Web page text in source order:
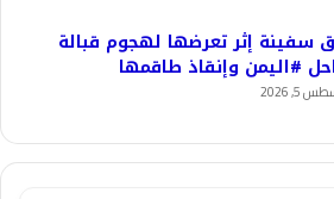
سفينة إثر تعرضها لهجوم قبالة
#اليمن وإنقاذ طاقمها
5, 2026